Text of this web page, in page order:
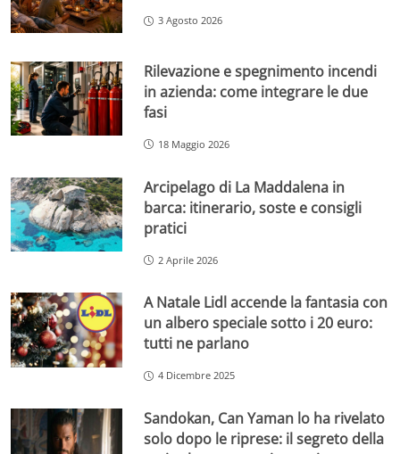
3 Agosto 2026
Rilevazione e spegnimento incendi
in azienda: come integrare le due
fasi
18 Maggio 2026
Arcipelago di La Maddalena in
barca: itinerario, soste e consigli
pratici
2 Aprile 2026
A Natale Lidl accende la fantasia con
un albero speciale sotto i 20 euro:
tutti ne parlano
4 Dicembre 2025
Sandokan, Can Yaman lo ha rivelato
solo dopo le riprese: il segreto della